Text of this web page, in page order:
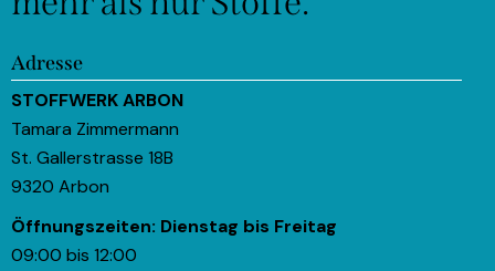
Adresse
STOFFWERK ARBON
Tamara Zimmermann
St. Gallerstrasse 18B
9320 Arbon
Öffnungszeiten: Dienstag bis Freitag
09:00 bis 12:00